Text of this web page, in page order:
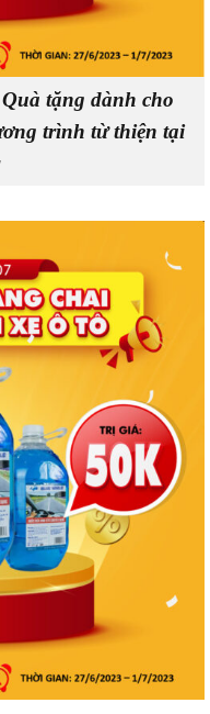
Quà tặng dành cho
trình từ thiện tại